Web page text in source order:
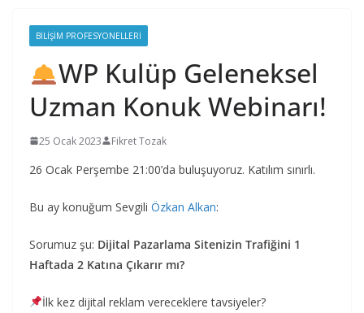
BILIŞIM PROFESYONELLERI
WP Kulüp Geleneksel
Uzman Konuk Webinarı!
25 Ocak 2023 Fikret Tozak
26 Ocak Perşembe 21:00’da buluşuyoruz. Katılım sınırlı.
Bu ay konuğum Sevgili Özkan Alkan:
Sorumuz şu: Dijital Pazarlama Sitenizin Trafiğini 1
Haftada 2 Katına Çıkarır mı?
İlk kez dijital reklam vereceklere tavsiyeler?